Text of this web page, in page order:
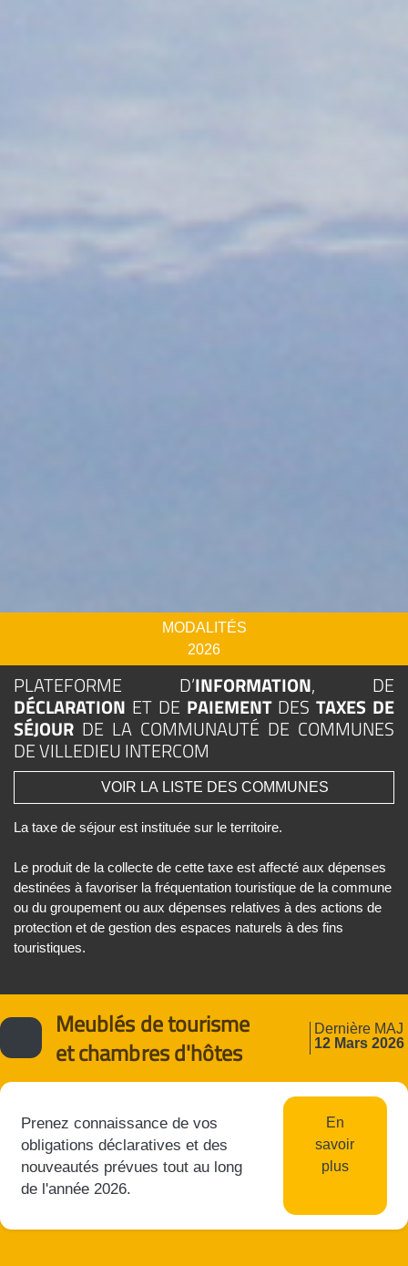
MODALITÉS
2026
PLATEFORME D’INFORMATION, DE
DÉCLARATION ET DE PAIEMENTDESTAXES DE
SÉJOUR DE LA COMMUNAUTÉ DE COMMUNES
DE VILLEDIEU INTERCOM
VOIR LA LISTE DES COMMUNES
La taxe de séjour est instituée sur le territoire.
Le produit de la collecte de cette taxe est affecté aux dépenses
destinées à favoriser la fréquentation touristique de la commune
ou du groupement ou aux dépenses relatives à des actions de
protection et de gestion des espaces naturels à des fins
touristiques.
Meublés de tourisme
et chambres d'hôtes
Dernière MAJ
12 Mars 2026
Prenez connaissance de vos
obligations déclaratives et des
nouveautés prévues tout au long
de l'année 2026.
En
savoir
plus